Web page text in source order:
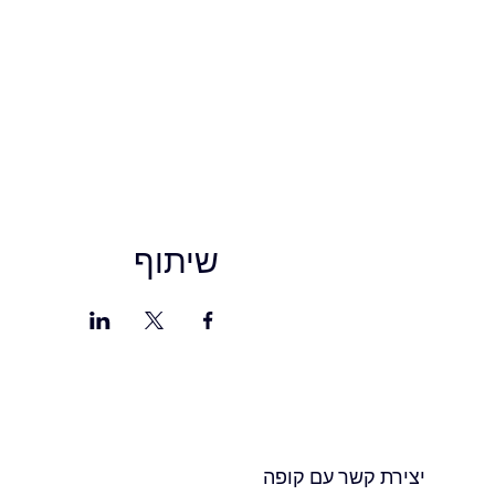
שיתוף
יצירת קשר עם קופה